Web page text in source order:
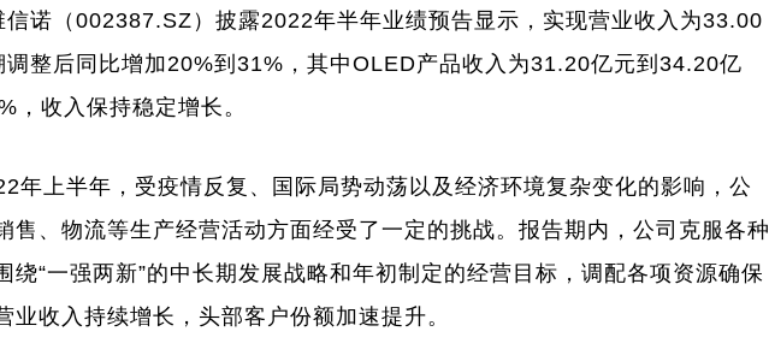
（002387.SZ）披露2022年半年业绩预告显示，实现营业收入为33.00
整后同比增加20%到31%，其中OLED产品收入为31.20亿元到34.20亿
，收入保持稳定增长。
上半年，受疫情反复、国际局势动荡以及经济环境复杂变化的影响，公
售、物流等生产经营活动方面经受了一定的挑战。报告期内，公司克服各种
绕“一强两新”的中长期发展战略和年初制定的经营目标，调配各项资源确保
业收入持续增长，头部客户份额加速提升。